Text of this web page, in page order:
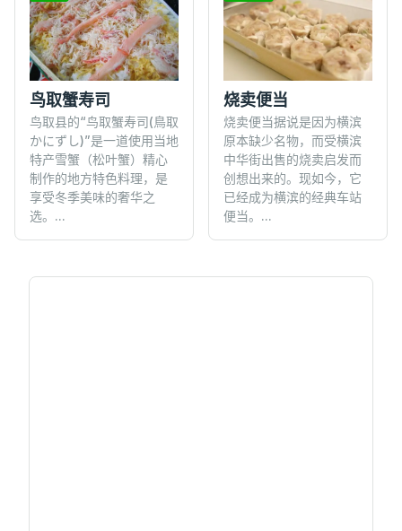
鸟取蟹寿司
鸟取县的“鸟取蟹寿司(鳥取
かにずし)”是一道使用当地
特产雪蟹（松叶蟹）精心
制作的地方特色料理，是
享受冬季美味的奢华之
选。...
烧卖便当
烧卖便当据说是因为横滨
原本缺少名物，而受横滨
中华街出售的烧卖启发而
创想出来的。现如今，它
已经成为横滨的经典车站
便当。...